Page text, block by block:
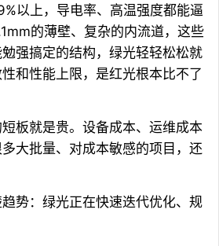
以上，导电率、高温强度都能逼
的薄壁、复杂的内流道，这些
强搞定的结构，绿光轻轻松松就
和性能上限，是红光根本比不了
板就是贵。设备成本、运维成本
大批量、对成本敏感的项目，还
势：绿光正在快速迭代优化、规